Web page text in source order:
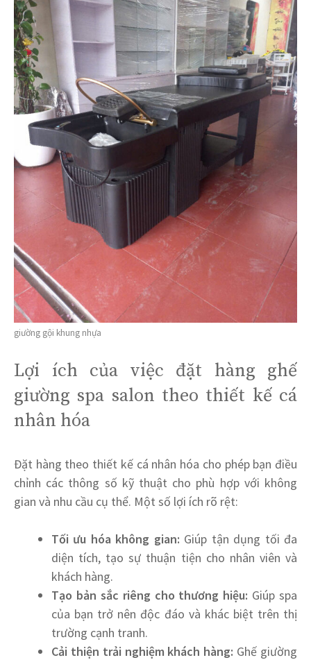
giường gội khung nhựa
Lợi ích của việc đặt hàng ghế
giường spa salon theo thiết kế cá
nhân hóa
Đặt hàng theo thiết kế cá nhân hóa cho phép bạn điều
chỉnh các thông số kỹ thuật cho phù hợp với không
gian và nhu cầu cụ thể. Một số lợi ích rõ rệt:
Tối ưu hóa không gian: Giúp tận dụng tối đa
diện tích, tạo sự thuận tiện cho nhân viên và
khách hàng.
Tạo bản sắc riêng cho thương hiệu: Giúp spa
của bạn trở nên độc đáo và khác biệt trên thị
trường cạnh tranh.
Cải thiện trải nghiệm khách hàng: Ghế giường